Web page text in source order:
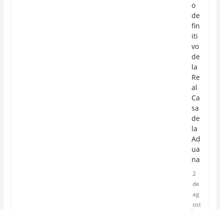
o
de
fin
iti
vo
de
la
Re
al
Ca
sa
de
la
Ad
ua
na
2
de
ag
ost